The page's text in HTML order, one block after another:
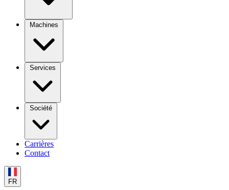
Carrières
Contact
FR